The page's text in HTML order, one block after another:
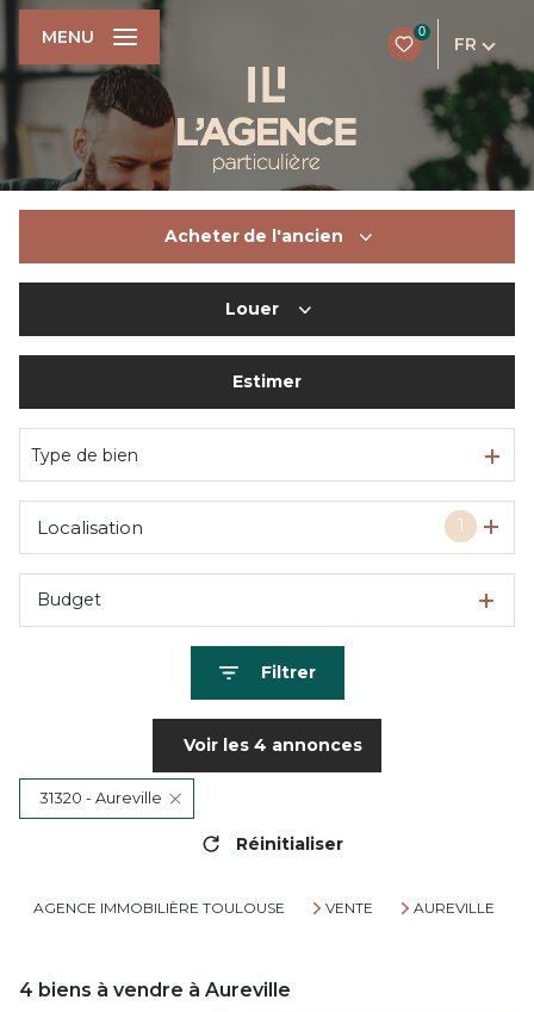
0
FR
MENU
Acheter de l'ancien
Du neuf
Louer
De l'immo pro
Estimer
Type de bien
1
Localisation
Budget
Filtrer
Voir les 4 annonces
31320 - Aureville
Réinitialiser
AGENCE IMMOBILIÈRE TOULOUSE VENTE AUREVILLE
4 biens à vendre à Aureville